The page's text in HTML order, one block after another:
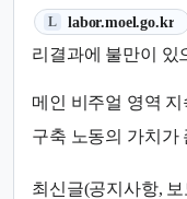
L labor.moel.go.kr
(새 탭에서 열림)
리결과에 불만이 있
메인 비주얼 영역
구축 노동의 가치가
최신글(공지사항,